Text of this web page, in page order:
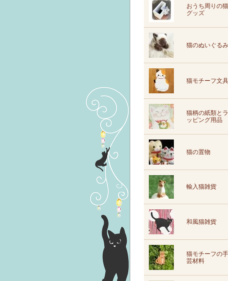
おうち周りの猫
グッズ
猫のぬいぐるみ
猫モチーフ文具
猫柄の紙類とラ
ッピング用品
猫の置物
輸入猫雑貨
和風猫雑貨
猫モチーフの手
芸材料